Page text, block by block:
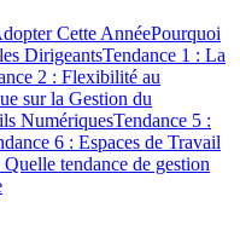
Cette AnnéePourquoi
DirigeantsTendance 1 : La
2 : Flexibilité au
sur la Gestion du
NumériquesTendance 5 :
6 : Espaces de Travail
tendance de gestion